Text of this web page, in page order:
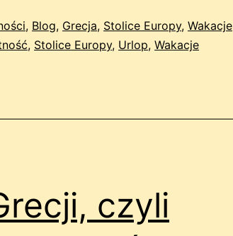
, Blog, Grecja, Stolice Europy, Wakacje
, Stolice Europy, Urlop, Wakacje
czyli